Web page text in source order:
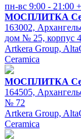
пн-вс 9:00 - 21:00
МОСПЛИТКА
163002,
дом № 25, корпус 4
Artkera Group,
Ceramica
МОСПЛИТКА
164505,
№ 72
Artkera Group,
Ceramica